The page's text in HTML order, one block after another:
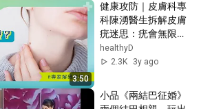
AQ改善長期鼻敏 終於一覺睡
天光
長期發聲致發炎 一招K.O喉
嚨痛
AQ Bio Technology Group Limited
3:50
健康攻防｜皮膚科專
科陳湧醫生拆解皮膚
疣迷思：疣會無限復
發？
healthyD
2.3K
3y ago
小品《兩結巴征婚》